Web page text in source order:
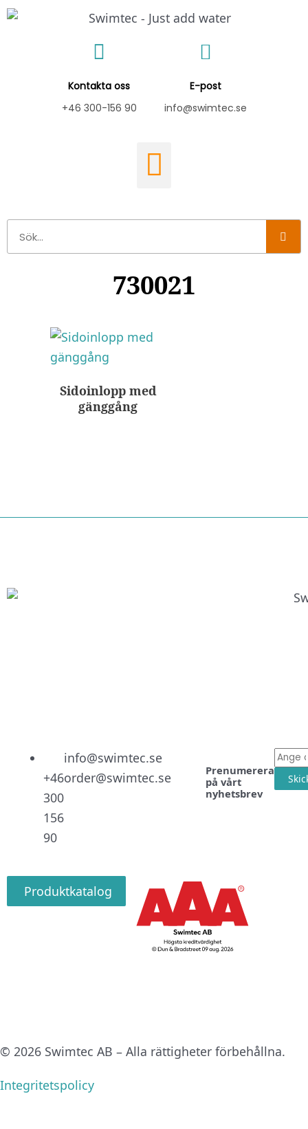
Hoppa
Kontakta oss
+46 300-156 90
E-post
info@swimtec.se
730021
Sidoinlopp med
gänggång
+46
300
156
90
info@swimtec.se
order@swimtec.se
Prenumerera
på vårt
nyhetsbrev
E-
post
Produktkatalog
© 2026 Swimtec AB – Alla rättigheter förbehållna.
Integritetspolicy